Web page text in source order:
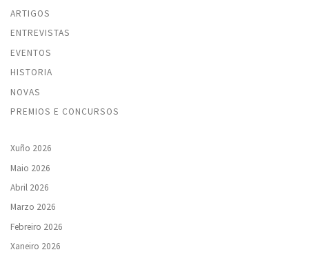
ARTIGOS
ENTREVISTAS
EVENTOS
HISTORIA
NOVAS
PREMIOS E CONCURSOS
Xuño 2026
Maio 2026
Abril 2026
Marzo 2026
Febreiro 2026
Xaneiro 2026